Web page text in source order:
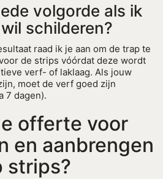
volgorde als ik
schilderen?
raad ik je aan om de trap te
de strips vóórdat deze wordt
verf- of laklaag. Als jouw
moet de verf goed zijn
7 dagen).
offerte voor
en aanbrengen
strips?